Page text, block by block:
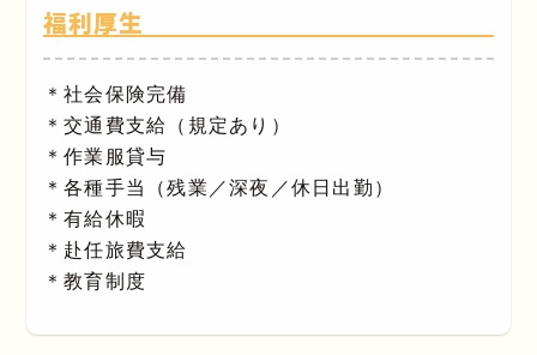
福利厚生
＊社会保険完備
＊交通費支給（規定あり）
＊作業服貸与
＊各種手当（残業／深夜／休日出勤）
＊有給休暇
＊赴任旅費支給
＊教育制度